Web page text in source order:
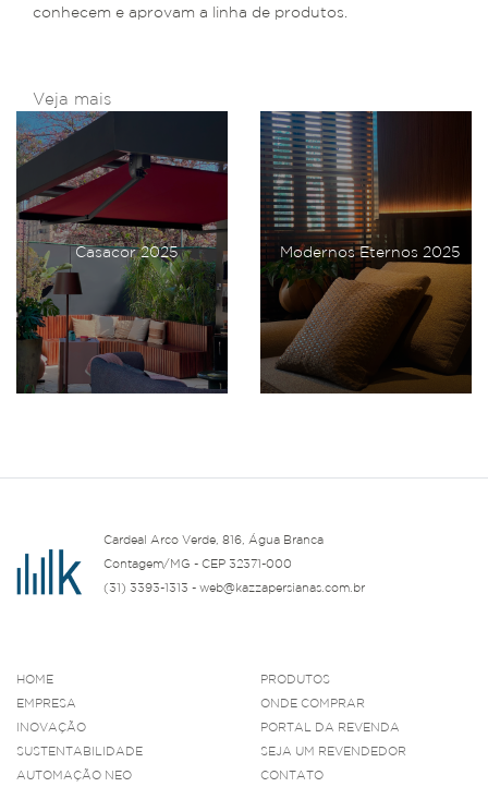
conhecem e aprovam a linha de produtos.
Veja mais
Casacor 2025 Modernos Eternos 2025
Cardeal Arco Verde, 816, Água Branca
Contagem/MG - CEP 32371-000
(31) 3393-1313 - web@kazzapersianas.com.br
HOME
EMPRESA
INOVAÇÃO
SUSTENTABILIDADE
AUTOMAÇÃO NEO
PRODUTOS
ONDE COMPRAR
PORTAL DA REVENDA
SEJA UM REVENDEDOR
CONTATO